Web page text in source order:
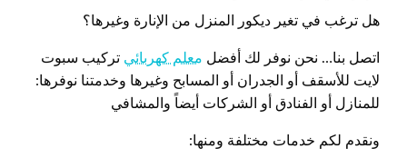
هل ترغب في تغير ديكور المنزل من الإنارة وغيرها؟
اتصل بنا… نحن نوفر لك أفضل معلم كهربائي تركيب سبوت
لايت للأسقف أو الجدران أو المسابح وغيرها وخدمتنا نوفرها:
للمنازل أو الفنادق أو الشركات أيضاً والمشافي
ونقدم لكم خدمات مختلفة ومنها: